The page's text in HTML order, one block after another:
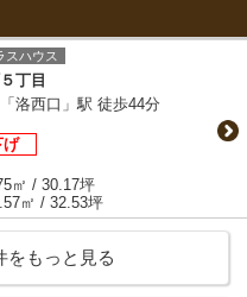
スハウス
丁目
洛西口」駅 徒歩44分
げ
㎡ / 30.17坪
㎡ / 32.53坪
をもっと見る